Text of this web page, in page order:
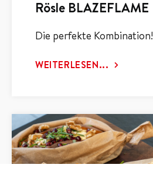
Rösle BLAZEFLAME
Die perfekte Kombination!
WEITERLESEN...